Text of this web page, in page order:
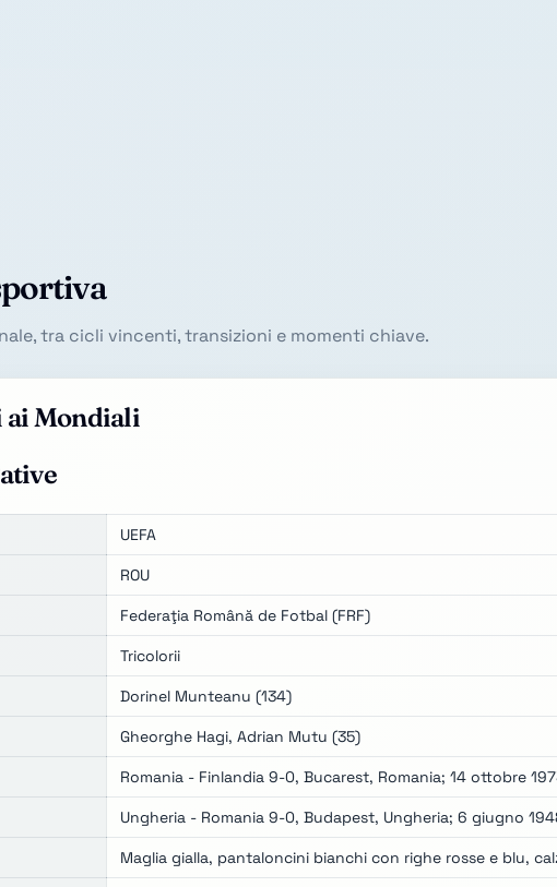
tra cicli vincenti, transizioni e momenti chiave.
ai Mondiali
UEFA
ROU
Federaţia Română de Fotbal (FRF)
Tricolorii
Dorinel Munteanu (134)
Gheorghe Hagi, Adrian Mutu (35)
Romania - Finlandia 9-0, Bucarest, Romania; 14 ottobre
Ungheria - Romania 9-0, Budapest, Ungheria; 6 giugno
Maglia gialla, pantaloncini bianchi con righe rosse e blu,